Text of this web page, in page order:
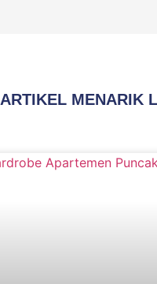
ARTIKEL MENARIK